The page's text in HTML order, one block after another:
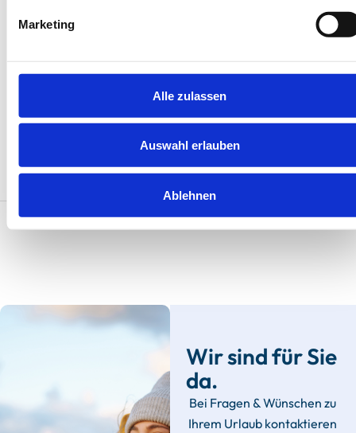
Marketing
Alle zulassen
Auswahl erlauben
Ablehnen
2 Zimmer
57 m²
2
Alle Ferienunterkünfte
Wir sind für Sie
da.
Bei Fragen & Wünschen zu
Ihrem Urlaub kontaktieren